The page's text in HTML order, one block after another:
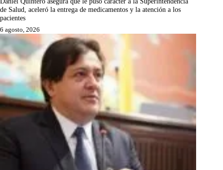
de Salud, aceleró la entrega de medicamentos y la atención a los
pacientes
6 agosto, 2026